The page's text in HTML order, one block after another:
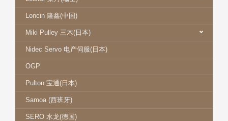
Loncin 隆鑫(中国)
Miki Pulley 三木(日本)
Nidec Servo 电产伺服(日本)
OGP
Pulton 宝通(日本)
Samoa (西班牙)
SERO 水龙(德国)